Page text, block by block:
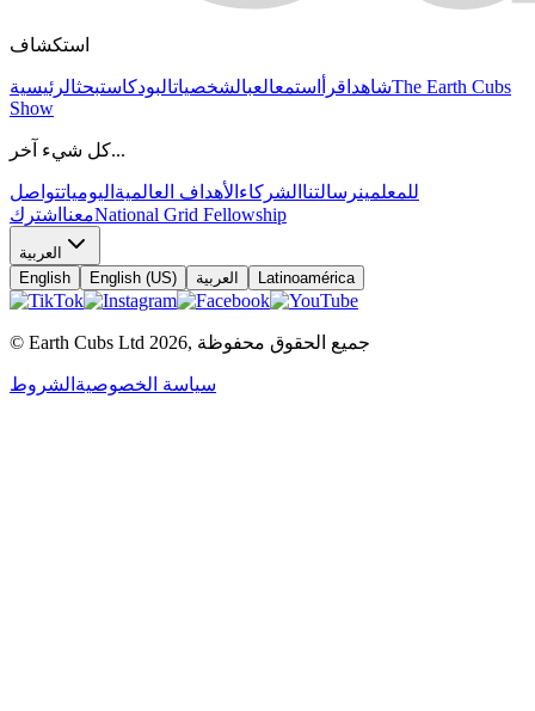
استكشاف
شاهد اقرأ استمعالعبالشخصياتالبودكاستبحثالرئيسية
The Earth Cubs
Show
كل شيء آخر...
للمعلمينرسالتنا الشركاء الأهداف العالمية اليومياتتواصل
معنا اشترك National Grid Fellowship
العربية
English
English (US) العربية Latinoamérica
© Earth Cubs Ltd 2026, جميع الحقوق محفوظة
سياسة الخصوصية الشروط